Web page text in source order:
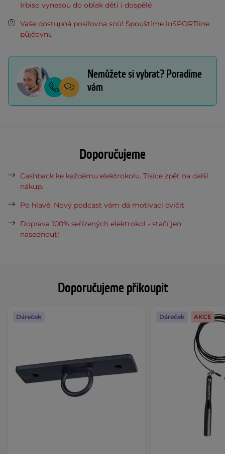
Doporučujeme přikoupit
Dáreček Dáreček AKCE
Irbiso vynesou do oblak děti i dospělé
Vaše dostupná posilovna snů! Spouštíme inSPORTline
půjčovnu
Nemůžete si vybrat? Poradíme
vám
Doporučujeme
Cashback ke každému elektrokolu. Tisíce zpět na další
nákup.
Po hlavě: Nový podcast vám dá motivaci cvičit
Doprava 100% seřízených elektrokol - stačí jen
nasednout!